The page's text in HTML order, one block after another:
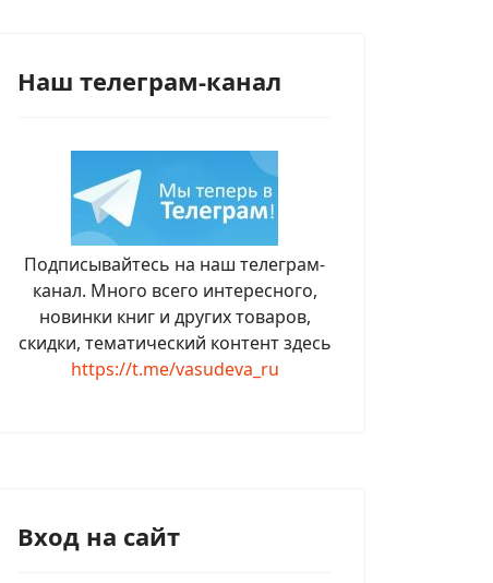
Наш телеграм-канал
Подписывайтесь на наш телеграм-
канал. Много всего интересного,
новинки книг и других товаров,
скидки, тематический контент здесь
https://t.me/vasudeva_ru
Вход на сайт